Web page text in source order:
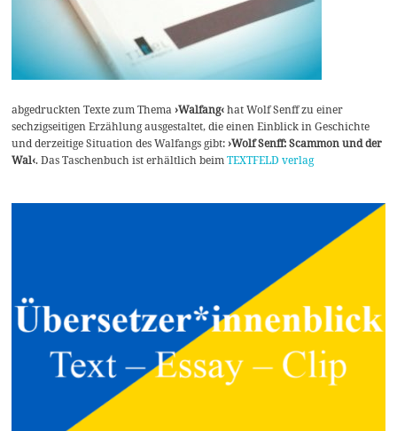
abgedruckten Texte zum Thema›Walfang‹hat Wolf Senff zu einer
sechzigseitigen Erzählung ausgestaltet, die einen Einblick in Geschichte
und derzeitige Situation des Walfangs gibt:›Wolf Senff: Scammon und der
Wal‹. Das Taschenbuch ist erhältlich beimTEXTFELD verlag